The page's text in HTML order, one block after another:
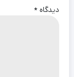
دیدگاه*